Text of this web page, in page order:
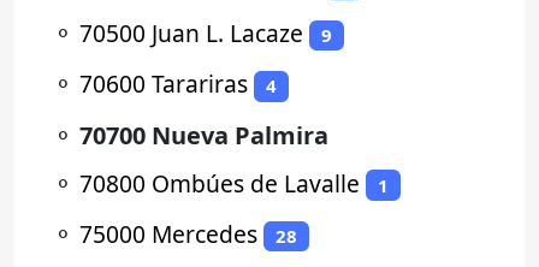
⚬ 70500 Juan L. Lacaze 9
⚬ 70600 Tarariras 4
⚬ 70700 Nueva Palmira
⚬ 70800 Ombúes de Lavalle 1
⚬ 75000 Mercedes 28